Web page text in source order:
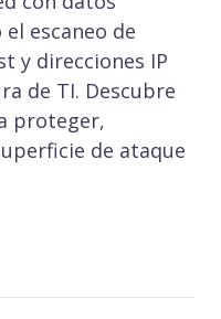
escaneo de
y direcciones IP
de TI. Descubre
proteger,
de ataque